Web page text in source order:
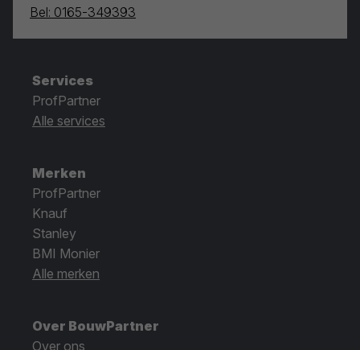
Bel: 0165-349393
Services
ProfPartner
Alle services
Merken
ProfPartner
Knauf
Stanley
BMI Monier
Alle merken
Over BouwPartner
Over ons